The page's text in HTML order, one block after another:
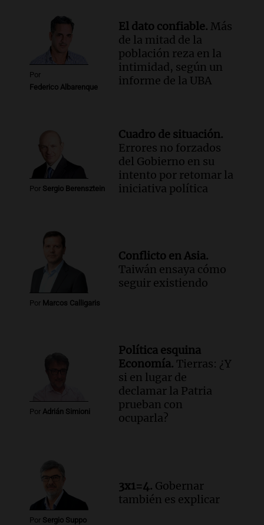
por los medios
Radioinforme 3
Episodios
Por
Federico Albarenque
El dato confiable. Más
de la mitad de la
población reza en la
intimidad, según un
informe de la UBA
Por Sergio Berensztein
Cuadro de situación.
Errores no forzados
del Gobierno en su
intento por retomar la
iniciativa política
Por Marcos Calligaris
Conflicto en Asia.
Taiwán ensaya cómo
seguir existiendo
Por Adrián Simioni
Política esquina
Economía. Tierras: ¿Y
si en lugar de
declamar la Patria
prueban con
ocuparla?
Por Sergio Suppo
3x1=4. Gobernar
también es explicar